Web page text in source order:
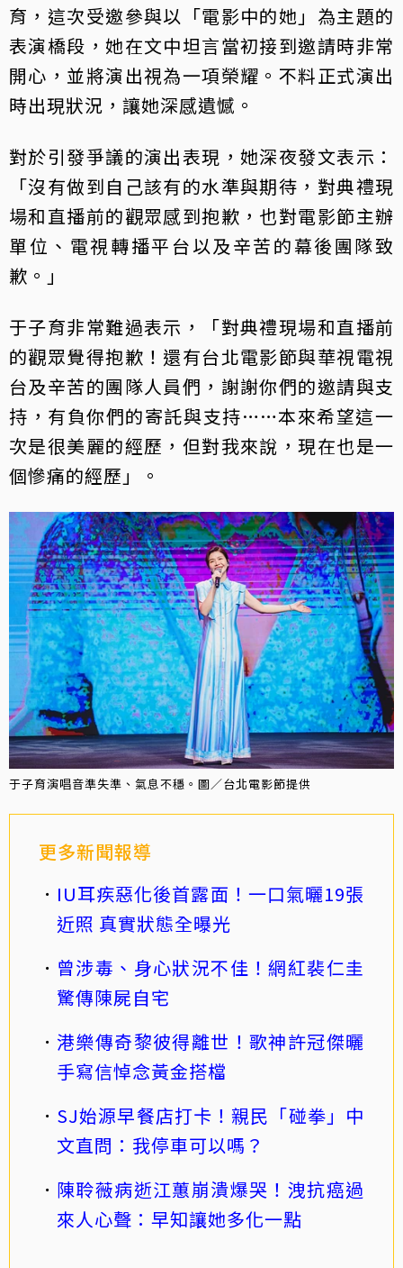
育，這次受邀參與以「電影中的她」為主題的
表演橋段，她在文中坦言當初接到邀請時非常
開心，並將演出視為一項榮耀。不料正式演出
時出現狀況，讓她深感遺憾。
對於引發爭議的演出表現，她深夜發文表示：
「沒有做到自己該有的水準與期待，對典禮現
場和直播前的觀眾感到抱歉，也對電影節主辦
單位、電視轉播平台以及辛苦的幕後團隊致
歉。」
于子育非常難過表示，「對典禮現場和直播前
的觀眾覺得抱歉！還有台北電影節與華視電視
台及辛苦的團隊人員們，謝謝你們的邀請與支
持，有負你們的寄託與支持……本來希望這一
次是很美麗的經歷，但對我來說，現在也是一
個慘痛的經歷」。
于子育演唱音準失準、氣息不穩。圖／台北電影節提供
更多新聞報導
IU耳疾惡化後首露面！一口氣曬19張
近照 真實狀態全曝光
曾涉毒、身心狀況不佳！網紅裴仁圭
驚傳陳屍自宅
港樂傳奇黎彼得離世！歌神許冠傑曬
手寫信悼念黃金搭檔
SJ始源早餐店打卡！親民「碰拳」中
文直問：我停車可以嗎？
陳聆薇病逝江蕙崩潰爆哭！洩抗癌過
來人心聲：早知讓她多化一點